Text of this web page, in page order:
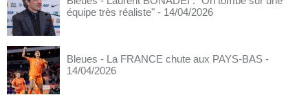
équipe très réaliste" - 14/04/2026
Bleues - La FRANCE chute aux PAYS-BAS -
14/04/2026